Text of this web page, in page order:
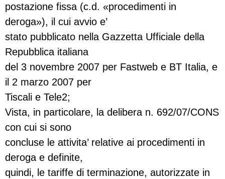
postazione fissa (c.d. «procedimenti in
deroga»), il cui avvio e’
stato pubblicato nella Gazzetta Ufficiale della
Repubblica italiana
del 3 novembre 2007 per Fastweb e BT Italia, e
il 2 marzo 2007 per
Tiscali e Tele2;
Vista, in particolare, la delibera n. 692/07/CONS
con cui si sono
concluse le attivita’ relative ai procedimenti in
deroga e definite,
quindi, le tariffe di terminazione, autorizzate in